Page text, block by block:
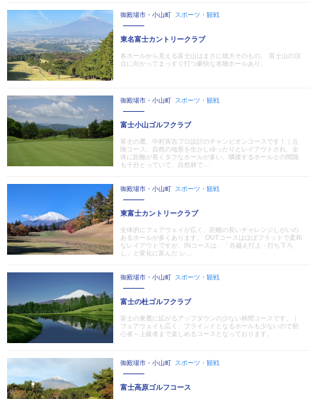
御殿場市・小山町 スポーツ・観戦
東名富士カントリークラブ
各ホールから見える富士山はまさに雄大そのもの。 富士山の頂
点に向かってまっすぐ打つ豪快な名物ホールあり。
御殿場市・小山町 スポーツ・観戦
富士小山ゴルフクラブ
富士の麓、中村寅吉プロ設計のチャンピオンコースです！｜丘
陵コース。自然の地形を生かしゆったりとレイアウトされ、全
体に距離が長くタフなホールが多い。隣接するホールとの間隔
も十分とっていて、自然林で...
御殿場市・小山町 スポーツ・観戦
東富士カントリークラブ
全体的にフェアウェイが広く、距離の長いチャレンジしがいの
あるホールが多くあります。 OUTコースはほぼフラットで柔和
なレイアウトですが、INコースは、「谷越え打上・打ち下ろ
し」と変化に富んだ レ...
御殿場市・小山町 スポーツ・観戦
富士の杜ゴルフクラブ
富士の東麓に拡がるアップダウンの少ない林間コースです。｜
フェアウェイも広く、ブラインドとなるホールも少ないので初
心者～上級者まで楽しめるコースとなっております。
御殿場市・小山町 スポーツ・観戦
富士高原ゴルフコース